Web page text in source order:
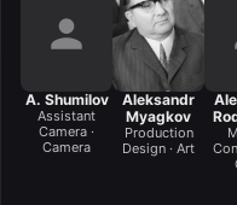
A. Shumilov
Assistant
Camera ·
Camera
Aleksandr
Myagkov
Production
Design · Art